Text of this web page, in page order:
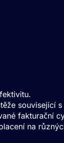
související s
fakturační
na